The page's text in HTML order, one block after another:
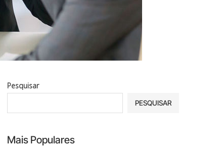
Pesquisar
PESQUISAR
Mais Populares